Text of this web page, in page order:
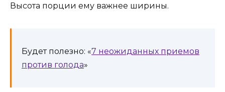
Высота порции ему важнее ширины.
Будет полезно: «7 неожиданных приемов
против голода»